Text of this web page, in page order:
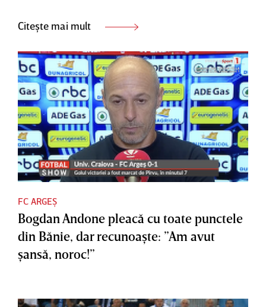
Citește mai mult
FC ARGEȘ
Bogdan Andone pleacă cu toate punctele
din Bănie, dar recunoaşte: ”Am avut
şansă, noroc!”